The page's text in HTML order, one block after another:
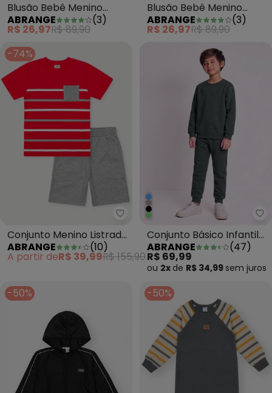
Blusão Bebê Menino
Ursinhos Verde
ABRANGE (3)
R$ 26,97R$ 89,90
Blusão Bebê Menino
Ursinhos Bege
ABRANGE (3)
R$ 26,97R$ 89,90
-74%
Abrange - Conjunto Menino
Conjunto Menino Listrado
Vermelho
ABRANGE (10)
A partir deR$ 39,99R$ 155,90
Conjunto Básico Infantil
Menino Chumbo
ABRANGE (47)
R$ 69,99
ou 2x de R$ 34,99 sem juros
-50% -50%